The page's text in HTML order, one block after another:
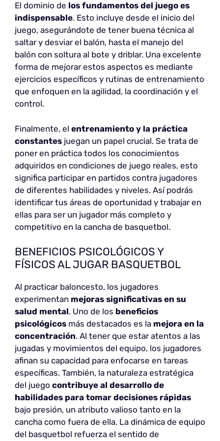
El dominio de los fundamentos del juego es
indispensable. Esto incluye desde el inicio del
juego, asegurándote de tener buena técnica al
saltar y desviar el balón, hasta el manejo del
balón con soltura al bote y driblar. Una excelente
forma de mejorar estos aspectos es mediante
ejercicios específicos y rutinas de entrenamiento
que enfoquen en la agilidad, la coordinación y el
control.
Finalmente, el entrenamiento y la práctica
constantes juegan un papel crucial. Se trata de
poner en práctica todos los conocimientos
adquiridos en condiciones de juego reales, esto
significa participar en partidos contra jugadores
de diferentes habilidades y niveles. Así podrás
identificar tus áreas de oportunidad y trabajar en
ellas para ser un jugador más completo y
competitivo en la cancha de basquetbol.
BENEFICIOS PSICOLÓGICOS Y
FÍSICOS AL JUGAR BASQUETBOL
Al practicar baloncesto, los jugadores
experimentan mejoras significativas en su
salud mental. Uno de los beneficios
psicológicos más destacados es la mejora en la
concentración. Al tener que estar atentos a las
jugadas y movimientos del equipo, los jugadores
afinan su capacidad para enfocarse en tareas
específicas. También, la naturaleza estratégica
del juego contribuye al desarrollo de
habilidades para tomar decisiones rápidas
bajo presión, un atributo valioso tanto en la
cancha como fuera de ella. La dinámica de equipo
del basquetbol refuerza el sentido de